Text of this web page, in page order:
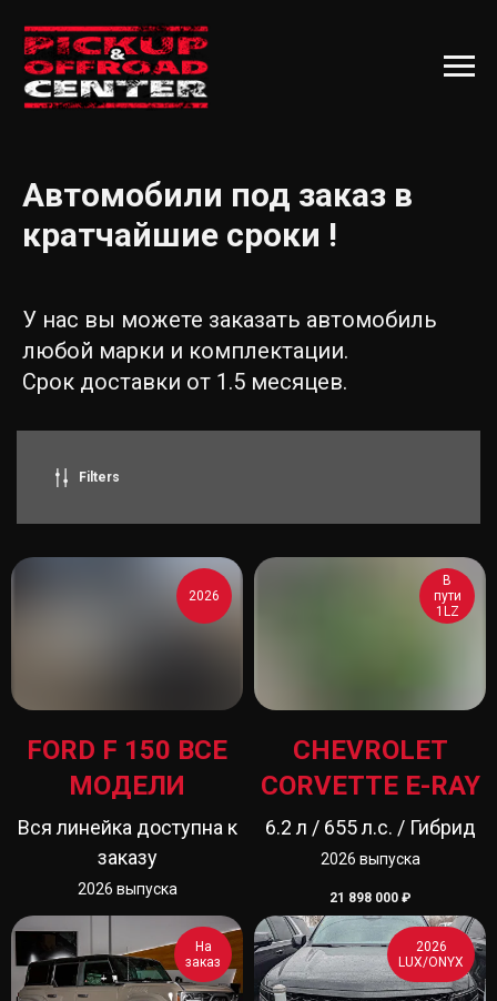
Автомобили под заказ в
кратчайшие сроки !
У нас вы можете заказать автомобиль
любой марки и комплектации.
Срок доставки от 1.5 месяцев.
Filters
2026
FORD F 150 ВСЕ
МОДЕЛИ
Вся линейка доступна к
заказу
2026 выпуска
В
пути
1LZ
CHEVROLET
CORVETTE E-RAY
6.2 л / 655 л.с. / Гибрид
2026 выпуска
21 898 000 ₽
На
заказ
2026
LUX/ONYX